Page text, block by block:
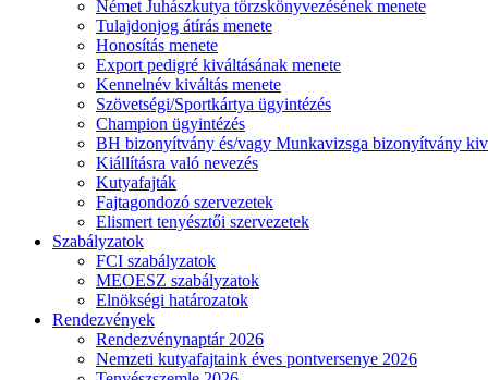
Német Juhászkutya törzskönyvezésének menete
Tulajdonjog átírás menete
Honosítás menete
Export pedigré kiváltásának menete
Kennelnév kiváltás menete
Szövetségi/Sportkártya ügyintézés
Champion ügyintézés
BH bizonyítvány és/vagy Munkavizsga bizonyítvány
Kiállításra való nevezés
Kutyafajták
Fajtagondozó szervezetek
Elismert tenyésztői szervezetek
Szabályzatok
FCI szabályzatok
MEOESZ szabályzatok
Elnökségi határozatok
Rendezvények
Rendezvénynaptár 2026
Nemzeti kutyafajtaink éves pontversenye 2026